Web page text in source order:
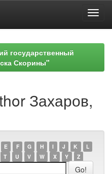
государственный
Скорины"
Захаров,
E F G H I J K
L
T U V W X Y Z